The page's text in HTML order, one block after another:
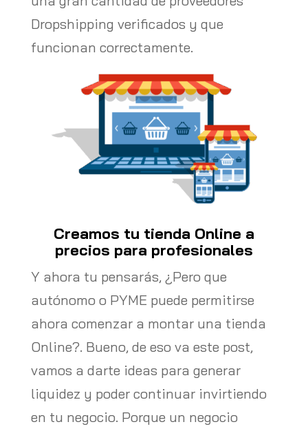
Dropshipping verificados y que
funcionan correctamente.
Creamos tu tienda Online a
precios para profesionales
Y ahora tu pensarás, ¿Pero que
autónomo o PYME puede permitirse
ahora comenzar a montar una tienda
Online?. Bueno, de eso va este post,
vamos a darte ideas para generar
liquidez y poder continuar invirtiendo
en tu negocio. Porque un negocio